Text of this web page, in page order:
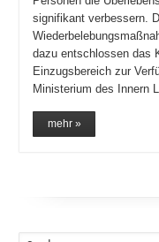
signifikant verbessern.
dazu entschlossen das
Einzugsbereich zur
Ministerium des Innern
mehr »